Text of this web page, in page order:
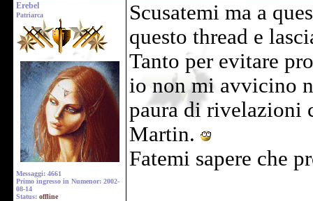
Erebel
Patriarca
Messaggi: 4661
Primo ingresso in Numenor: 2002-
08-14
Status: offline
Scusatemi ma a
questo thread e
Tanto per evitare
io non mi avvicino
paura di rivelazioni
Martin.
Fatemi sapere che